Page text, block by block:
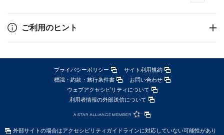
ご利用のヒント
プライバシーポリシー
サイト利用規約
標識・約款・旅行条件書
お問い合わせ
ウェブアクセシビリティについて
利用者情報の外部送信について
外部サイトの場合はアクセシビリティガイドラインに対応していない可能性があり